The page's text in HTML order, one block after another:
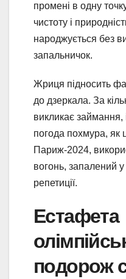
промені в одну
чистоту і
народжується без
запальничок.
Жриця підносить
до дзеркала. За
викликає
погода похмура, як
Париж-2024,
вогонь, запалений
репетиції.
Естафета
подорож